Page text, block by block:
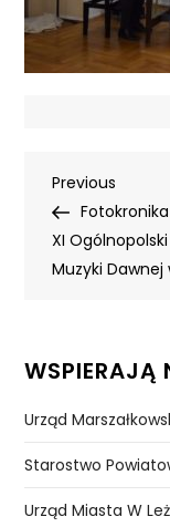
wpisu
Previous
Post
Previous
XI
Muzyki Dawnej
WSPIERAJĄ
Urząd
Starostwo
Urząd Miasta W